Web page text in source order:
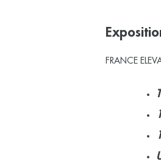
FRANCE